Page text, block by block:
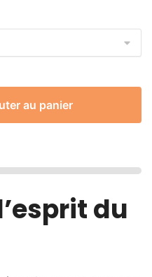
au panier
du